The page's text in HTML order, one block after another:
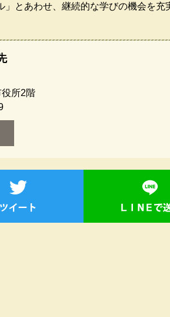
とあわせ、継続的な学びの機会を充
所2階